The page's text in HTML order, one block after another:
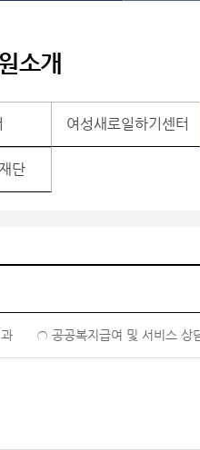
소개
여성새로일하기센터
단
○ 공공복지급여 및 서비스 상